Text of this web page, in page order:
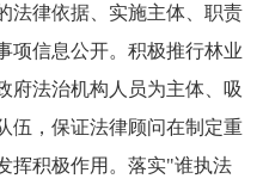
法律依据、实施主体、职责
项信息公开。积极推行林业
府法治机构人员为主体、吸
伍，保证法律顾问在制定重
挥积极作用。落实"谁执法